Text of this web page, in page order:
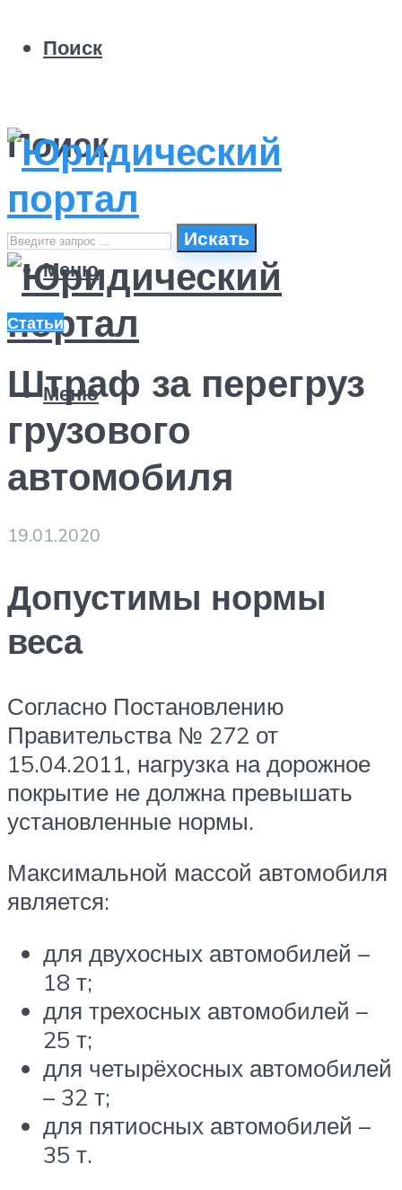
Поиск
Поиск
Искать
Меню
Меню
Статьи
Штраф за перегруз
грузового
автомобиля
19.01.2020
Допустимы нормы
веса
Согласно Постановлению
Правительства № 272 от
15.04.2011, нагрузка на дорожное
покрытие не должна превышать
установленные нормы.
Максимальной массой автомобиля
является:
для двухосных автомобилей –
18 т;
для трехосных автомобилей –
25 т;
для четырёхосных автомобилей
– 32 т;
для пятиосных автомобилей –
35 т.